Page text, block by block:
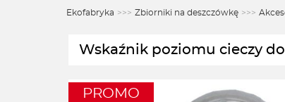
Ekofabryka >>> Zbiorniki na deszczówkę >>>
Wskaźnik poziomu cieczy
PROMO